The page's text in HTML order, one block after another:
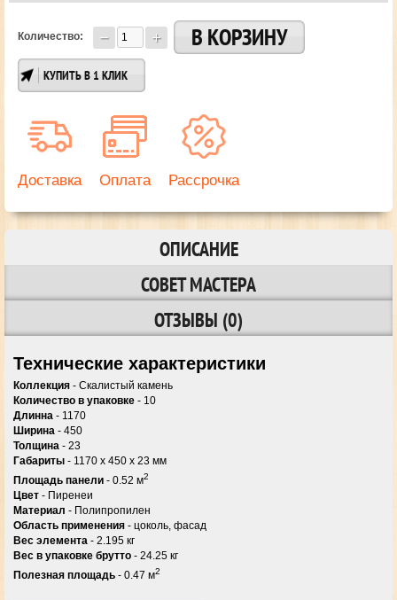
Количество:
КУПИТЬ В 1 КЛИК
Доставка Оплата Рассрочка
ОПИСАНИЕ
СОВЕТ МАСТЕРА
ОТЗЫВЫ (0)
Технические характеристики
Коллекция - Скалистый камень
Количество в упаковке - 10
Длинна - 1170
Ширина - 450
Толщина - 23
Габариты - 1170 x 450 x 23 мм
Площадь панели - 0.52 м2
Цвет - Пиренеи
Материал - Полипропилен
Область применения - цоколь, фасад
Вес элемента - 2.195 кг
Вес в упаковке брутто - 24.25 кг
Полезная площадь - 0.47 м2